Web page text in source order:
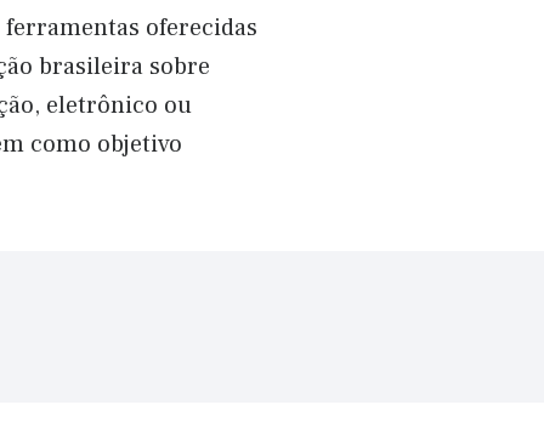
oferecidas
brasileira sobre
eletrônico ou
como objetivo